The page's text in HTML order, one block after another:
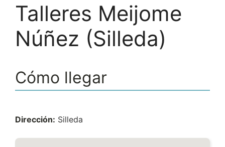
Talleres Meijome
Núñez (Silleda)
Cómo llegar
Dirección: Silleda